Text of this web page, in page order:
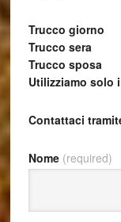
Trucco giorno
Trucco sera
Trucco sposa
Utilizziamo solo
Contattaci
Nome (required)